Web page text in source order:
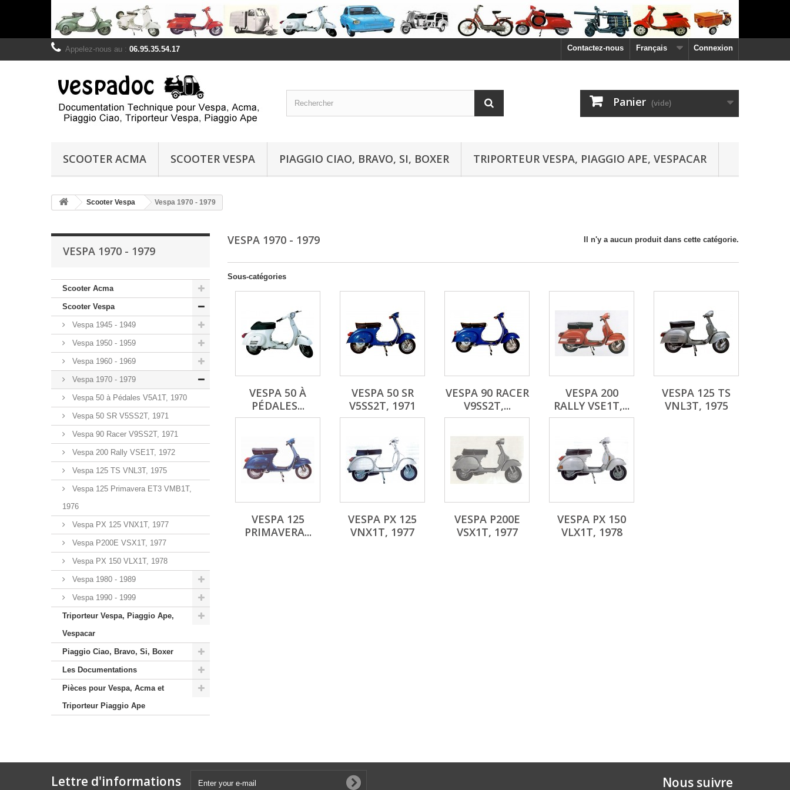
Connexion
Français
Contactez-nous
Appelez-nous au : 06.95.35.54.17
Panier (vide)
SCOOTER ACMA SCOOTER VESPA PIAGGIO CIAO, BRAVO, SI, BOXER TRIPORTEUR VESPA, PIAGGIO APE, VESPACAR
Scooter Vespa Vespa 1970 - 1979
VESPA 1970 - 1979
Scooter Acma
Scooter Vespa
Vespa 1945 - 1949
Vespa 1950 - 1959
Vespa 1960 - 1969
Vespa 1970 - 1979
Vespa 50 à Pédales V5A1T, 1970
Vespa 50 SR V5SS2T, 1971
Vespa 90 Racer V9SS2T, 1971
Vespa 200 Rally VSE1T, 1972
Vespa 125 TS VNL3T, 1975
Vespa 125 Primavera ET3 VMB1T,
1976
Vespa PX 125 VNX1T, 1977
Vespa P200E VSX1T, 1977
Vespa PX 150 VLX1T, 1978
Vespa 1980 - 1989
Vespa 1990 - 1999
Triporteur Vespa, Piaggio Ape,
Vespacar
Piaggio Ciao, Bravo, Si, Boxer
Les Documentations
Pièces pour Vespa, Acma et
Triporteur Piaggio Ape
VESPA 1970 - 1979 Il n'y a aucun produit dans cette catégorie.
Sous-catégories
VESPA 50 À
PÉDALES...
VESPA 50 SR
V5SS2T, 1971
VESPA 90 RACER
V9SS2T,...
VESPA 200
RALLY VSE1T,...
VESPA 125 TS
VNL3T, 1975
VESPA 125
PRIMAVERA...
VESPA PX 125
VNX1T, 1977
VESPA P200E
VSX1T, 1977
VESPA PX 150
VLX1T, 1978
Lettre d'informations Nous suivre